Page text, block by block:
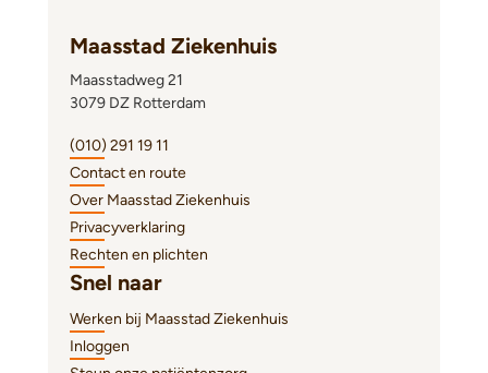
Maasstad Ziekenhuis
Maasstadweg 21
3079 DZ Rotterdam
(010) 291 19 11
Contact en route
Over Maasstad Ziekenhuis
Privacyverklaring
Rechten en plichten
Snel naar
Werken bij Maasstad Ziekenhuis
Inloggen